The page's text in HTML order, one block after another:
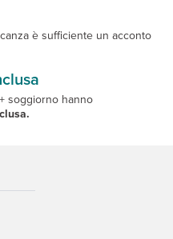
è sufficiente un acconto
soggiorno hanno